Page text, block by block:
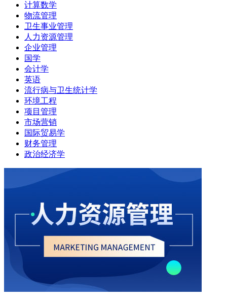
计算数学
物流管理
卫生事业管理
人力资源管理
企业管理
国学
会计学
英语
流行病与卫生统计学
环境工程
项目管理
市场营销
国际贸易学
财务管理
政治经济学